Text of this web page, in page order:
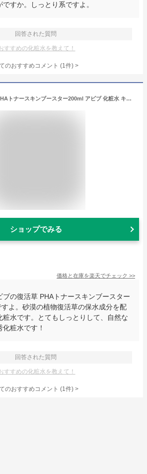
すか。しっとり系ですよ。
回答された質問
すすめの化粧水を教えて！
のおすすめコメント (1件) >
[Abib] 復活草 PHAトナースキンブースター200ml アビブ 化粧水 キメ弾力 角質ケア 保湿 ツヤ肌
ショップでみる
価格と在庫を楽天でチェック >>
ブの復活草 PHAトナースキンブースター
よ。砂漠の植物復活草の保水成分を配
粧水です。とてもしっとりして、自然な
粧水です！
回答された質問
すすめの化粧水を教えて！
のおすすめコメント (1件) >